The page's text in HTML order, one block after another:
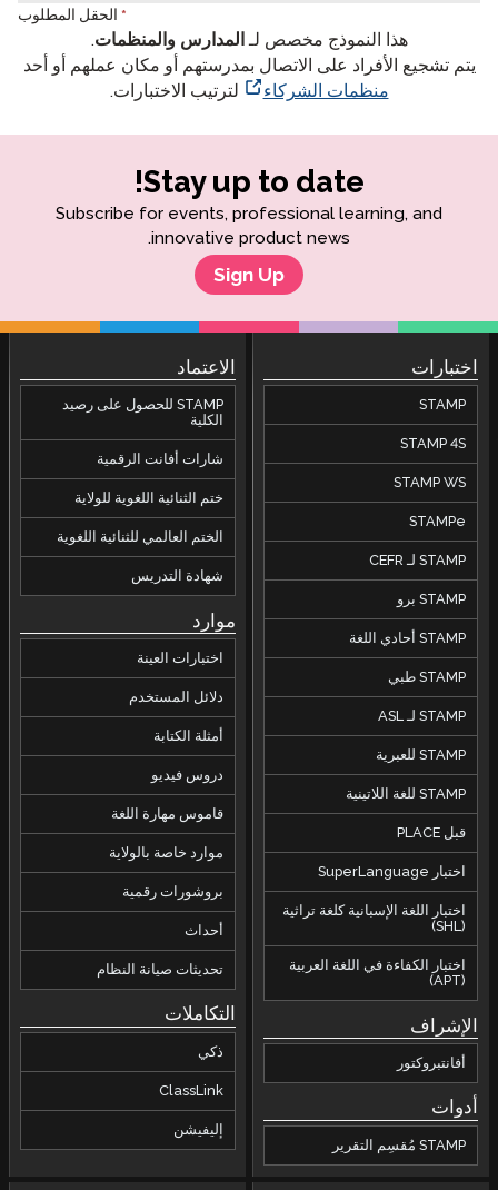
*الحقل المطلوب
هذا النموذج مخصص لـ المدارس والمنظمات.
يتم تشجيع الأفراد على الاتصال بمدرستهم أو مكان عملهم أو أحد
منظمات الشركاء
لترتيب الاختبارات.
Stay up to date!
Subscribe for events, professional learning, and
innovative product news.
Sign Up
اختبارات
STAMP
STAMP 4S
STAMP WS
STAMPe
STAMP لـ CEFR
STAMP برو
STAMP أحادي اللغة
STAMP طبي
STAMP لـ ASL
STAMP للعبرية
STAMP للغة اللاتينية
قبل PLACE
اختبار SuperLanguage
اختبار اللغة الإسبانية كلغة تراثية
(SHL)
اختبار الكفاءة في اللغة العربية
(APT)
الإشراف
أفانتبروكتور
أدوات
STAMP مُقسِم التقرير
الاعتماد
STAMP للحصول على رصيد
الكلية
شارات أفانت الرقمية
ختم الثنائية اللغوية للولاية
الختم العالمي للثنائية اللغوية
شهادة التدريس
موارد
اختبارات العينة
دلائل المستخدم
أمثلة الكتابة
دروس فيديو
قاموس مهارة اللغة
موارد خاصة بالولاية
بروشورات رقمية
أحداث
تحديثات صيانة النظام
التكاملات
ذكي
ClassLink
إليفيشن